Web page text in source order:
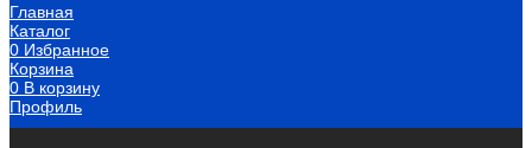
Главная
Каталог
0 Избранное
Корзина
0 В корзину
Профиль